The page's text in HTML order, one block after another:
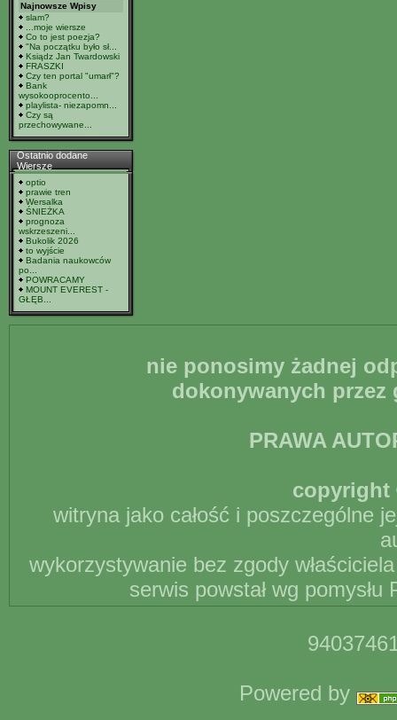
Najnowsze Wpisy
slam?
...moje wiersze
Co to jest poezja?
"Na początku było sł...
Ksiądz Jan Twardowski
FRASZKI
Czy ten portal "umarł"?
Bank
wysokooprocento...
playlista- niezapomn...
Czy są
przechowywane...
Ostatnio dodane
Wiersze
optio
prawie tren
Wersalka
ŚNIEŻKA
prognoza
wskrzeszeni...
Bukolik 2026
to wyjście
Badania naukowców
po...
POWRACAMY
MOUNT EVEREST -
GŁĘB...
nie ponosimy żadnej
dokonywanych
PRAWA
copyright
witryna jako całość i poszczególne
wykorzystywanie bez zgody
serwis powstał wg
Powered by